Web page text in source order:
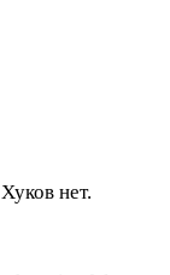
Хуков нет.